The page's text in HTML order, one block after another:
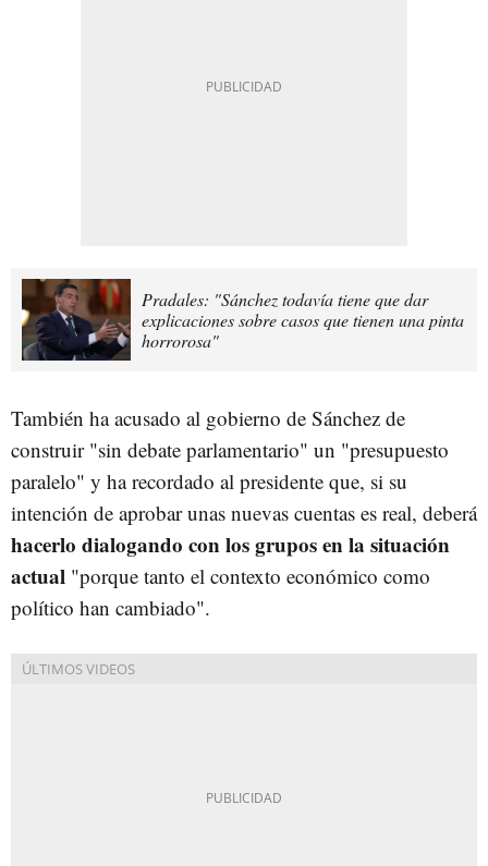
Pradales: "Sánchez todavía tiene que dar
explicaciones sobre casos que tienen una pinta
horrorosa"
También ha acusado al gobierno de Sánchez de
construir "sin debate parlamentario" un "presupuesto
paralelo" y ha recordado al presidente que, si su
intención de aprobar unas nuevas cuentas es real, deberá
hacerlo dialogando con los grupos en la situación
actual "porque tanto el contexto económico como
político han cambiado".